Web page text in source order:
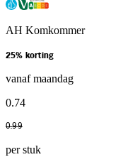
AH Komkommer
25% korting
vanaf maandag
0.74
0.99
per stuk